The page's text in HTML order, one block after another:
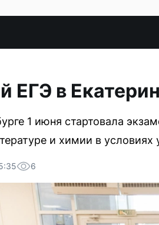
ЕГЭ в
1 июня стартовала
и химии в условиях
6